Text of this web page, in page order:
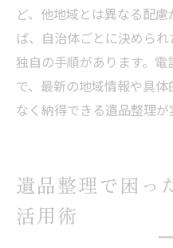
ど、他地域とは異なる配
ば、自治体ごとに決めら
独自の手順があります。
で、最新の地域情報や具
なく納得できる遺品整理が
遺品整理で困っ
活用術